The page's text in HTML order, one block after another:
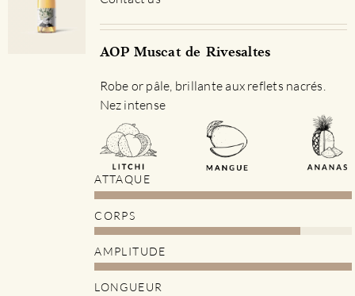
AOP Muscat de Rivesaltes
Robe or pâle, brillante aux reflets nacrés.
Nez intense
ATTAQUE
CORPS
AMPLITUDE
LONGUEUR